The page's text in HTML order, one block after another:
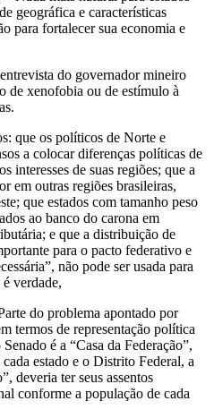
geográfica e características
para fortalecer sua economia e
do governador mineiro
de xenofobia ou de estímulo à
que os políticos de Norte e
a colocar diferenças políticas de
interesses de suas regiões; que a
em outras regiões brasileiras,
que estados com tamanho peso
ao banco do carona em
e que a distribuição de
para o pacto federativo e
não pode ser usada para
verdade,
do problema apontado por
termos de representação política
é a “Casa da Federação”,
estado e o Distrito Federal, a
deveria ter seus assentos
conforme a população de cada